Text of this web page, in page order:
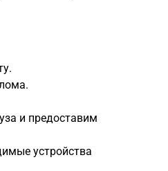
и предоставим
устройства